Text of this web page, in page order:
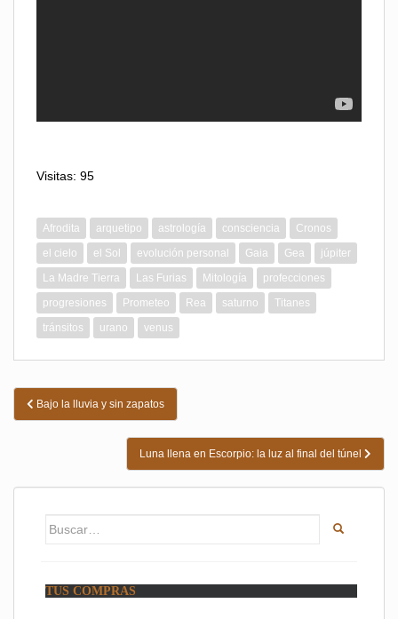
Visitas: 95
Afrodita arquetipo astrología consciencia
Cronos
el cielo
el Sol evolución personal Gaia Gea
júpiter
La Madre Tierra
Las Furias Mitología
profecciones
progresiones
Prometeo Rea saturno
Titanes
tránsitos
urano venus
Navegación
de
Bajo la lluvia y sin zapatos
Luna llena en Escorpio: la luz al final del túnel
Buscar:
TUS COMPRAS